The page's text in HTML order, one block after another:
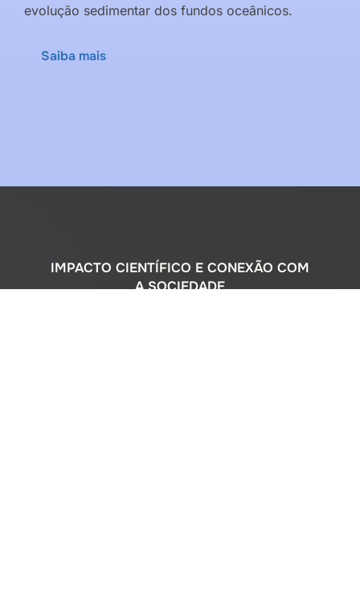
evolução sedimentar dos fundos oceânicos.
Saiba mais
IMPACTO CIENTÍFICO E CONEXÃO COM
A SOCIEDADE